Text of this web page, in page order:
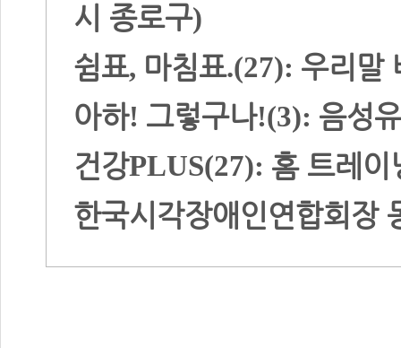
시 종로구)
쉼표, 마침표.(27): 우리말
아하! 그렇구나!(3): 음성
건강PLUS(27): 홈 트레이
한국시각장애인연합회장